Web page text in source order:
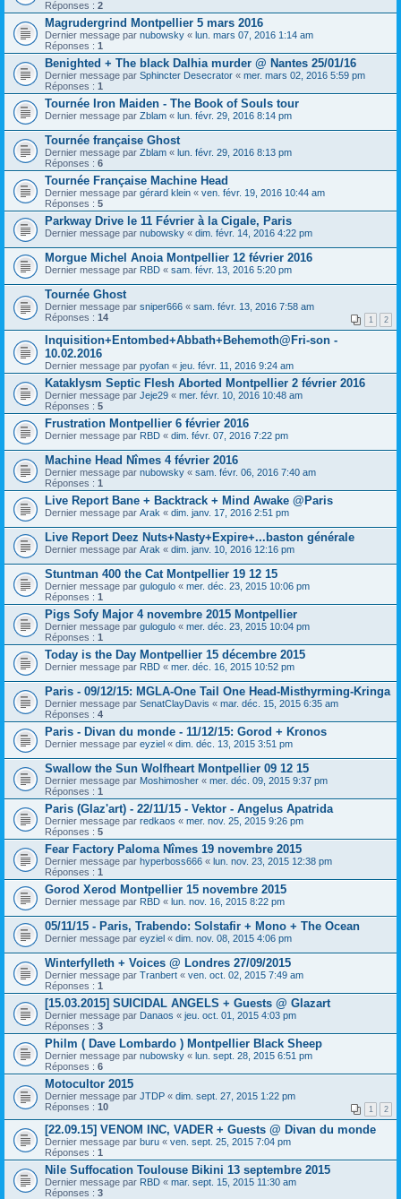
Réponses : 2
Magrudergrind Montpellier 5 mars 2016
Dernier message par nubowsky « lun. mars 07, 2016 1:14 am
Réponses : 1
Benighted + The black Dalhia murder @ Nantes 25/01/16
Dernier message par Sphincter Desecrator « mer. mars 02, 2016 5:59 pm
Réponses : 1
Tournée Iron Maiden - The Book of Souls tour
Dernier message par Zblam « lun. févr. 29, 2016 8:14 pm
Tournée française Ghost
Dernier message par Zblam « lun. févr. 29, 2016 8:13 pm
Réponses : 6
Tournée Française Machine Head
Dernier message par gérard klein « ven. févr. 19, 2016 10:44 am
Réponses : 5
Parkway Drive le 11 Février à la Cigale, Paris
Dernier message par nubowsky « dim. févr. 14, 2016 4:22 pm
Morgue Michel Anoia Montpellier 12 février 2016
Dernier message par RBD « sam. févr. 13, 2016 5:20 pm
Tournée Ghost
Dernier message par sniper666 « sam. févr. 13, 2016 7:58 am
Réponses : 14 1 2
Inquisition+Entombed+Abbath+Behemoth@Fri-son -
10.02.2016
Dernier message par pyofan « jeu. févr. 11, 2016 9:24 am
Kataklysm Septic Flesh Aborted Montpellier 2 février 2016
Dernier message par Jeje29 « mer. févr. 10, 2016 10:48 am
Réponses : 5
Frustration Montpellier 6 février 2016
Dernier message par RBD « dim. févr. 07, 2016 7:22 pm
Machine Head Nîmes 4 février 2016
Dernier message par nubowsky « sam. févr. 06, 2016 7:40 am
Réponses : 1
Live Report Bane + Backtrack + Mind Awake @Paris
Dernier message par Arak « dim. janv. 17, 2016 2:51 pm
Live Report Deez Nuts+Nasty+Expire+...baston générale
Dernier message par Arak « dim. janv. 10, 2016 12:16 pm
Stuntman 400 the Cat Montpellier 19 12 15
Dernier message par gulogulo « mer. déc. 23, 2015 10:06 pm
Réponses : 1
Pigs Sofy Major 4 novembre 2015 Montpellier
Dernier message par gulogulo « mer. déc. 23, 2015 10:04 pm
Réponses : 1
Today is the Day Montpellier 15 décembre 2015
Dernier message par RBD « mer. déc. 16, 2015 10:52 pm
Paris - 09/12/15: MGLA-One Tail One Head-Misthyrming-Kringa
Dernier message par SenatClayDavis « mar. déc. 15, 2015 6:35 am
Réponses : 4
Paris - Divan du monde - 11/12/15: Gorod + Kronos
Dernier message par eyziel « dim. déc. 13, 2015 3:51 pm
Swallow the Sun Wolfheart Montpellier 09 12 15
Dernier message par Moshimosher « mer. déc. 09, 2015 9:37 pm
Réponses : 1
Paris (Glaz'art) - 22/11/15 - Vektor - Angelus Apatrida
Dernier message par redkaos « mer. nov. 25, 2015 9:26 pm
Réponses : 5
Fear Factory Paloma Nîmes 19 novembre 2015
Dernier message par hyperboss666 « lun. nov. 23, 2015 12:38 pm
Réponses : 1
Gorod Xerod Montpellier 15 novembre 2015
Dernier message par RBD « lun. nov. 16, 2015 8:22 pm
05/11/15 - Paris, Trabendo: Solstafir + Mono + The Ocean
Dernier message par eyziel « dim. nov. 08, 2015 4:06 pm
Winterfylleth + Voices @ Londres 27/09/2015
Dernier message par Tranbert « ven. oct. 02, 2015 7:49 am
Réponses : 1
[15.03.2015] SUICIDAL ANGELS + Guests @ Glazart
Dernier message par Danaos « jeu. oct. 01, 2015 4:03 pm
Réponses : 3
Philm ( Dave Lombardo ) Montpellier Black Sheep
Dernier message par nubowsky « lun. sept. 28, 2015 6:51 pm
Réponses : 6
Motocultor 2015
Dernier message par JTDP « dim. sept. 27, 2015 1:22 pm
Réponses : 10 1 2
[22.09.15] VENOM INC, VADER + Guests @ Divan du monde
Dernier message par buru « ven. sept. 25, 2015 7:04 pm
Réponses : 1
Nile Suffocation Toulouse Bikini 13 septembre 2015
Dernier message par RBD « mar. sept. 15, 2015 11:30 am
Réponses : 3